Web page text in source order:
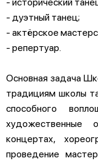
- дуэтный танец;
- актёрское
- репертуар.
Основная задача
традициям школы
способного
художественные
концертах,
проведение